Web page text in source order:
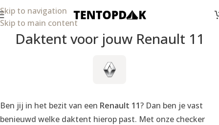
Skip to navigation
Skip to main content
Daktent voor jouw Renault 11
Ben jij in het bezit van een Renault 11? Dan ben je vast
benieuwd welke daktent hierop past. Met onze checker